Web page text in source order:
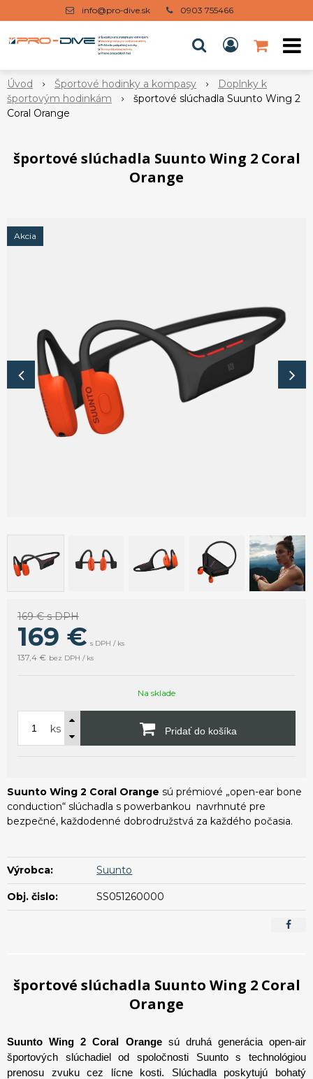
info@pro-dive.sk 0903 755466
Úvod Športové hodinky a kompasy
Doplnky k
športovým hodinkám
športové slúchadla Suunto Wing 2
Coral Orange
športové slúchadla Suunto Wing 2 Coral
Orange
Akcia
169 €s DPH
169 € s DPH / ks
137,4 € bez DPH / ks
Na sklade
ks Pridať do košíka
Suunto Wing 2 Coral Orange sú prémiové „open-ear bone
conduction“ slúchadla s powerbankou navrhnuté pre
bezpečné, každodenné dobrodružstvá za každého počasia.
Výrobca: Suunto
Obj. čislo: SS051260000
športové slúchadla Suunto Wing 2 Coral
Orange
Suunto Wing 2 Coral Orangesú druhá generácia open-air
športových slúchadiel od spoločnosti Suunto s technológiou
prenosu zvuku cez lícne kosti. Slúchadla poskytujú bohatý